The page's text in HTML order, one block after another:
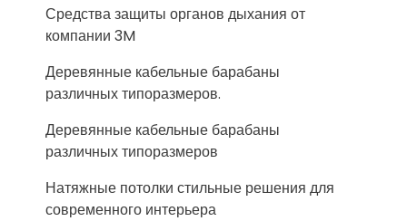
Средства защиты органов дыхания от
компании 3M
Деревянные кабельные барабаны
различных типоразмеров.
Деревянные кабельные барабаны
различных типоразмеров
Натяжные потолки стильные решения для
современного интерьера